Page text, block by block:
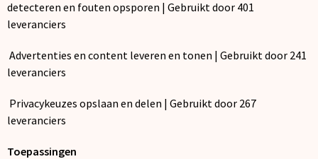
detecteren en fouten opsporen | Gebruikt door 401
leveranciers
Advertenties en content leveren en tonen | Gebruikt door 241
leveranciers
Privacykeuzes opslaan en delen | Gebruikt door 267
leveranciers
Toepassingen